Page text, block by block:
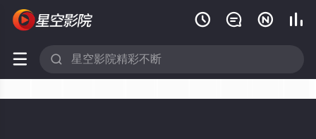
   
 